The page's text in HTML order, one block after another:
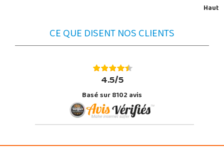
Haut
CE QUE DISENT NOS CLIENTS
4.5/5
Basé sur 8102 avis